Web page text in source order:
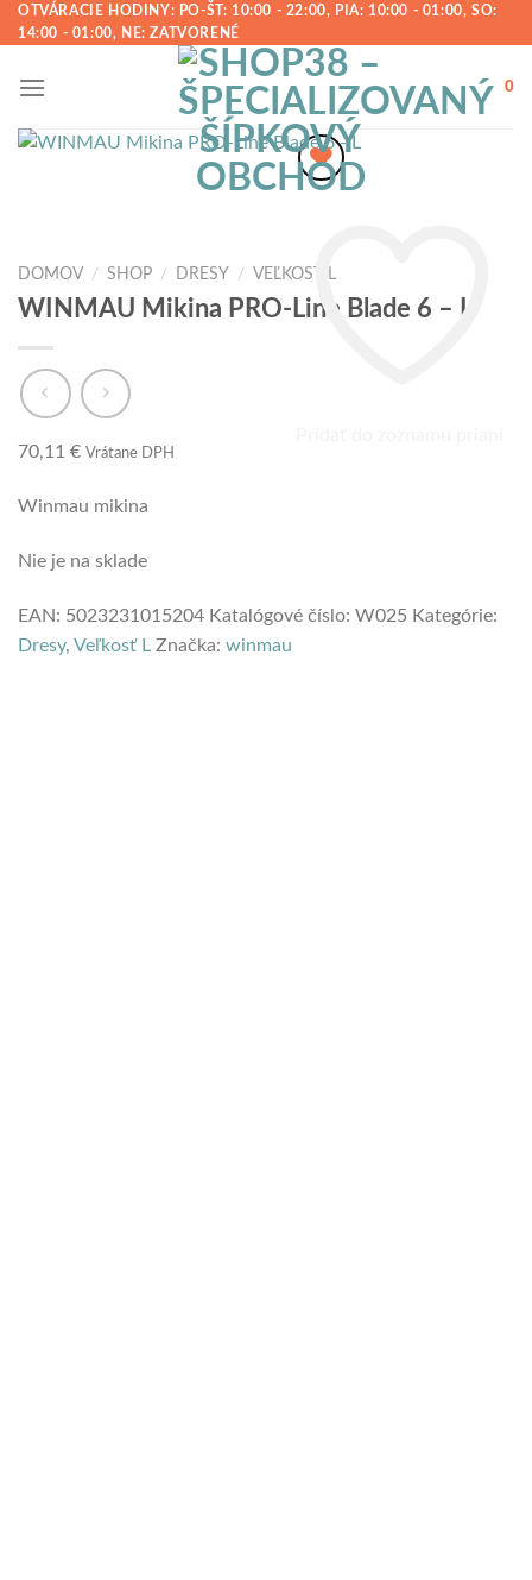
Preskočiť
na
OTVÁRACIE HODINY: PO-ŠT: 10:00 - 22:00, PIA: 10:00 - 01:00, SO:
14:00 - 01:00, NE: ZATVORENÉ
0
DOMOV / SHOP / DRESY / VEĽKOSŤ L
WINMAU Mikina PRO-Line Blade 6 – L
70,11 € Vrátane DPH
Winmau mikina
Nie je na sklade
EAN: 5023231015204 Katalógové číslo: W025 Kategórie:
Dresy, Veľkosť L Značka: winmau